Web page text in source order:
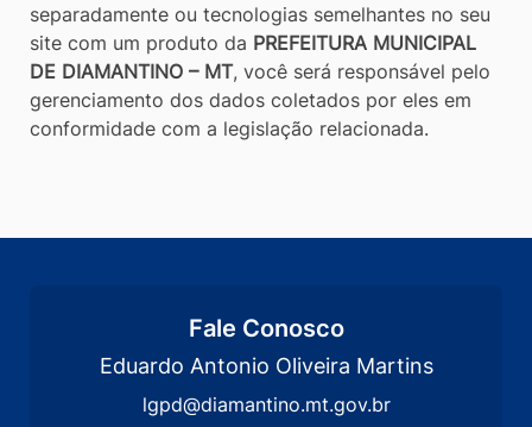
separadamente ou tecnologias semelhantes no seu
site com um produto da PREFEITURA MUNICIPAL
DE DIAMANTINO – MT, você será responsável pelo
gerenciamento dos dados coletados por eles em
conformidade com a legislação relacionada.
Fale Conosco
Eduardo Antonio Oliveira Martins
lgpd@diamantino.mt.gov.br